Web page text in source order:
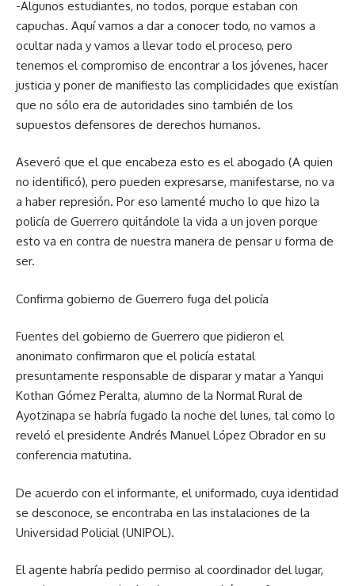
-Algunos estudiantes, no todos, porque estaban con
capuchas. Aquí vamos a dar a conocer todo, no vamos a
ocultar nada y vamos a llevar todo el proceso, pero
tenemos el compromiso de encontrar a los jóvenes, hacer
justicia y poner de manifiesto las complicidades que existían
que no sólo era de autoridades sino también de los
supuestos defensores de derechos humanos.
Aseveró que el que encabeza esto es el abogado (A quien
no identificó), pero pueden expresarse, manifestarse, no va
a haber represión. Por eso lamenté mucho lo que hizo la
policía de Guerrero quitándole la vida a un joven porque
esto va en contra de nuestra manera de pensar u forma de
ser.
Confirma gobierno de Guerrero fuga del policía
Fuentes del gobierno de Guerrero que pidieron el
anonimato confirmaron que el policía estatal
presuntamente responsable de disparar y matar a Yanqui
Kothan Gómez Peralta, alumno de la Normal Rural de
Ayotzinapa se habría fugado la noche del lunes, tal como lo
reveló el presidente Andrés Manuel López Obrador en su
conferencia matutina.
De acuerdo con el informante, el uniformado, cuya identidad
se desconoce, se encontraba en las instalaciones de la
Universidad Policial (UNIPOL).
El agente habría pedido permiso al coordinador del lugar,